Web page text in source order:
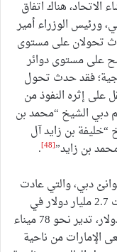
الاتحاد، هناك اتفاق
ورئيس الوزراء أمير
تحولان على مستوى
على مستوى دوائر
فقد حدث تحول
على إثره النفوذ من
دبي الشيخ “محمد بن
“خليفة بن زايد آل
بن زايد”[48]
.
دبي، والتي عادت
ملكيتها بالكامل إلى إمارة دبي في صفقة بلغت 2.7 مليار دولار في
فبراير 2020، وتبلغ قيمتها السوقية 14 مليار دولار، تدير نحو 78 ميناء
الإمارات من ناحية